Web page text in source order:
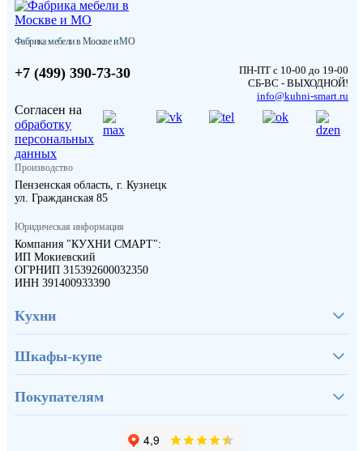
Фабрика мебели в Москве и МО
+7 (499) 390-73-30
ПН-ПТ с 10-00 до 19-00
СБ-ВС - ВЫХОДНОЙ!
info@kuhni-smart.ru
Согласен на
обработку
персональных
данных
Производство
Пензенская область, г. Кузнецк
ул. Гражданская 85
Юридическая информация
Компания "КУХНИ СМАРТ":
ИП Мокиевский
ОГРНИП 315392600032350
ИНН 391400933390
Кухни
Шкафы-купе
Покупателям